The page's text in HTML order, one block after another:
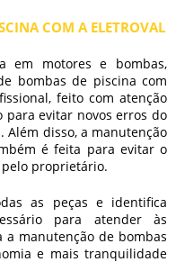
COM A ELETROVAL
em motores e bombas,
bombas de piscina com
feito com atenção
para evitar novos erros do
Além disso, a manutenção
é feita para evitar o
proprietário.
as peças e identifica
para atender às
a manutenção de bombas
e mais tranquilidade